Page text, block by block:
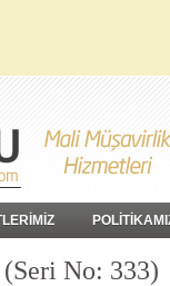
No: 333)